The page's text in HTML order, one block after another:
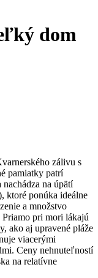
dom
zálivu s
pamiatky patrí
na úpätí
ktoré ponúka ideálne
a množstvo
pri mori lákajú
ako aj upravené pláže
viacerými
Ceny nehnuteľností
na relatívne